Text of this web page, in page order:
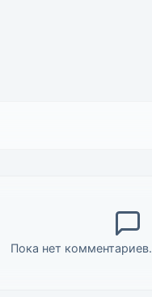
Пока нет